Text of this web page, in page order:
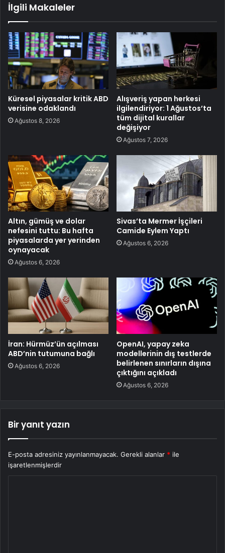
İlgili Makaleler
Küresel piyasalar kritik ABD
verisine odaklandı
Ağustos 8, 2026
Alışveriş yapan herkesi
ilgilendiriyor: 1 Ağustos’ta
tüm dijital kurallar
değişiyor
Ağustos 7, 2026
Altın, gümüş ve dolar
nefesini tuttu: Bu hafta
piyasalarda yer yerinden
oynayacak
Ağustos 6, 2026
Sivas’ta Mermer İşçileri
Camide Eylem Yaptı
Ağustos 6, 2026
İran: Hürmüz’ün açılması
ABD’nin tutumuna bağlı
Ağustos 6, 2026
OpenAI, yapay zeka
modellerinin dış testlerde
belirlenen sınırların dışına
çıktığını açıkladı
Ağustos 6, 2026
Bir yanıt yazın
E-posta adresiniz yayınlanmayacak. Gerekli alanlar * ile
işaretlenmişlerdir